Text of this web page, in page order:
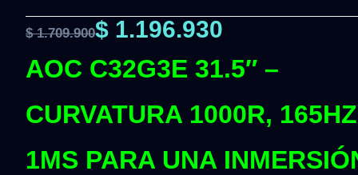
$1.709.900$ 1.196.930
AOC C32G3E 31.5″ –
CURVATURA 1000R,
1MS PARA UNA